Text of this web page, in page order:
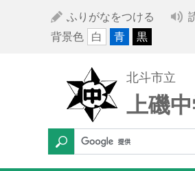
ふりがなをつける
背景色
白 青 黒
北斗市立
上磯